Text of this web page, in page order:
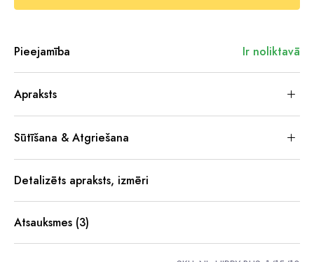
Pieejamība Ir noliktavā
Apraksts
Sūtīšana & Atgriešana
Detalizēts apraksts, izmēri
Atsauksmes (3)